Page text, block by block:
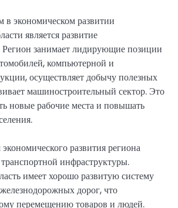
экономическом развитии
является развитие
занимает лидирующие позиции
компьютерной и
осуществляет добычу полезных
машиностроительный сектор. Это
новые рабочие места и повышать
развития региона
транспортной инфраструктуры.
имеет хорошо развитую систему
дорог, что
перемещению товаров и людей.